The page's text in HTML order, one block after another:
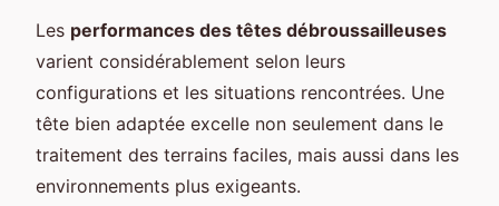
Les performances des têtes débroussailleuses
varient considérablement selon leurs
configurations et les situations rencontrées. Une
tête bien adaptée excelle non seulement dans le
traitement des terrains faciles, mais aussi dans les
environnements plus exigeants.